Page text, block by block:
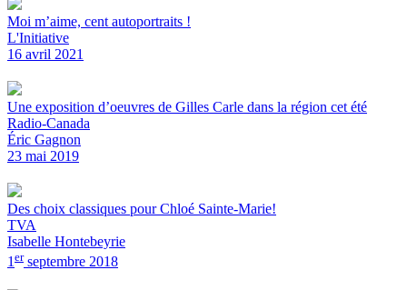
Moi m’aime, cent autoportraits !
L'Initiative
16 avril 2021
Une exposition d’oeuvres de Gilles Carle dans la région cet été
Radio-Canada
Éric Gagnon
23 mai 2019
Des choix classiques pour Chloé Sainte-Marie!
TVA
Isabelle Hontebeyrie
1erseptembre 2018